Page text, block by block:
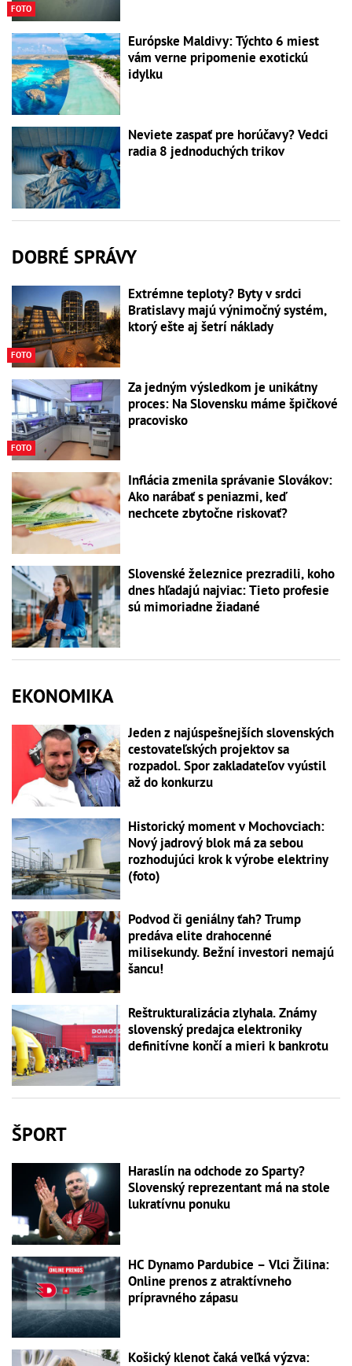
FOTO
Európske Maldivy: Týchto 6 miest
vám verne pripomenie exotickú
idylku
Neviete zaspať pre horúčavy? Vedci
radia 8 jednoduchých trikov
DOBRÉ SPRÁVY
FOTO
Extrémne teploty? Byty v srdci
Bratislavy majú výnimočný systém,
ktorý ešte aj šetrí náklady
FOTO
Za jedným výsledkom je unikátny
proces: Na Slovensku máme špičkové
pracovisko
Inflácia zmenila správanie Slovákov:
Ako narábať s peniazmi, keď
nechcete zbytočne riskovať?
Slovenské železnice prezradili, koho
dnes hľadajú najviac: Tieto profesie
sú mimoriadne žiadané
EKONOMIKA
Jeden z najúspešnejších slovenských
cestovateľských projektov sa
rozpadol. Spor zakladateľov vyústil
až do konkurzu
Historický moment v Mochovciach:
Nový jadrový blok má za sebou
rozhodujúci krok k výrobe elektriny
(foto)
Podvod či geniálny ťah? Trump
predáva elite drahocenné
milisekundy. Bežní investori nemajú
šancu!
Reštrukturalizácia zlyhala. Známy
slovenský predajca elektroniky
definitívne končí a mieri k bankrotu
ŠPORT
Haraslín na odchode zo Sparty?
Slovenský reprezentant má na stole
lukratívnu ponuku
HC Dynamo Pardubice – Vlci Žilina:
Online prenos z atraktívneho
prípravného zápasu
Košický klenot čaká veľká výzva: